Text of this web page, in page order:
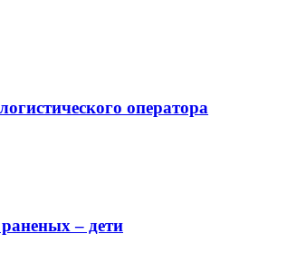
оператора
– дети